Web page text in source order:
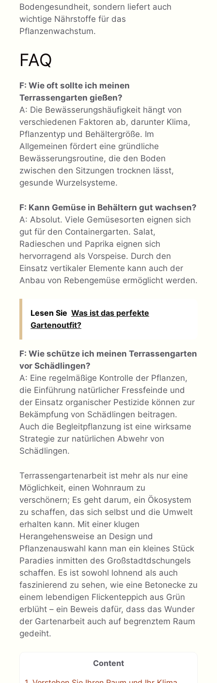
Bodengesundheit, sondern liefert auch
wichtige Nährstoffe für das
Pflanzenwachstum.
FAQ
F: Wie oft sollte ich meinen
Terrassengarten gießen?
A: Die Bewässerungshäufigkeit hängt von
verschiedenen Faktoren ab, darunter Klima,
Pflanzentyp und Behältergröße. Im
Allgemeinen fördert eine gründliche
Bewässerungsroutine, die den Boden
zwischen den Sitzungen trocknen lässt,
gesunde Wurzelsysteme.
F: Kann Gemüse in Behältern gut wachsen?
A: Absolut. Viele Gemüsesorten eignen sich
gut für den Containergarten. Salat,
Radieschen und Paprika eignen sich
hervorragend als Vorspeise. Durch den
Einsatz vertikaler Elemente kann auch der
Anbau von Rebengemüse ermöglicht werden.
Lesen Sie Was ist das perfekte
Gartenoutfit?
F: Wie schütze ich meinen Terrassengarten
vor Schädlingen?
A: Eine regelmäßige Kontrolle der Pflanzen,
die Einführung natürlicher Fressfeinde und
der Einsatz organischer Pestizide können zur
Bekämpfung von Schädlingen beitragen.
Auch die Begleitpflanzung ist eine wirksame
Strategie zur natürlichen Abwehr von
Schädlingen.
Terrassengartenarbeit ist mehr als nur eine
Möglichkeit, einen Wohnraum zu
verschönern; Es geht darum, ein Ökosystem
zu schaffen, das sich selbst und die Umwelt
erhalten kann. Mit einer klugen
Herangehensweise an Design und
Pflanzenauswahl kann man ein kleines Stück
Paradies inmitten des Großstadtdschungels
schaffen. Es ist sowohl lohnend als auch
faszinierend zu sehen, wie eine Betonecke zu
einem lebendigen Flickenteppich aus Grün
erblüht – ein Beweis dafür, dass das Wunder
der Gartenarbeit auch auf begrenztem Raum
gedeiht.
Content